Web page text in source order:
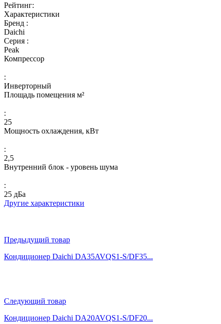
Рейтинг:
Характеристики
Бренд :
Daichi
Серия :
Peak
Компрессор
:
Инверторный
Площадь помещения м²
:
25
Мощность охлаждения, кВт
:
2,5
Внутренний блок - уровень шума
:
25 дБа
Другие характеристики
Предыдущий товар
Кондиционер Daichi DA35AVQS1-S/DF35...
Следующий товар
Кондиционер Daichi DA20AVQS1-S/DF20...